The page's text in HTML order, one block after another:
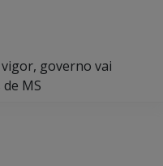
governo vai
MS